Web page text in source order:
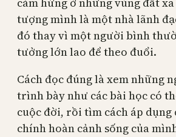
tượng mình là một nhà lãnh
đó thay vì một người bình
tưởng lớn lao để theo đuổi.
Cách đọc đúng là xem những
trình bày như các bài học có
cuộc đời, rồi tìm cách áp dụng
chính hoàn cảnh sống của